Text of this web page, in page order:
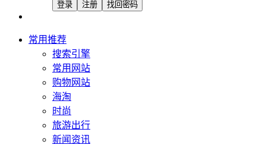
登录 注册 找回密码
常用推荐
搜索引擎
常用网站
购物网站
海淘
时尚
旅游出行
新闻资讯